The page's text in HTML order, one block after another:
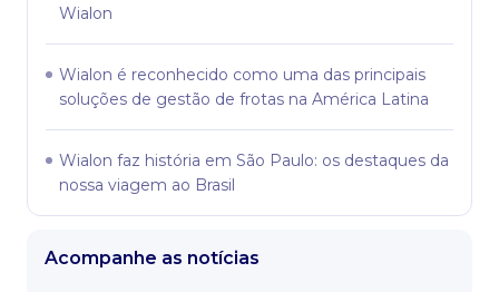
Wialon
Wialon é reconhecido como uma das principais
soluções de gestão de frotas na América Latina
Wialon faz história em São Paulo: os destaques da
nossa viagem ao Brasil
Acompanhe as notícias